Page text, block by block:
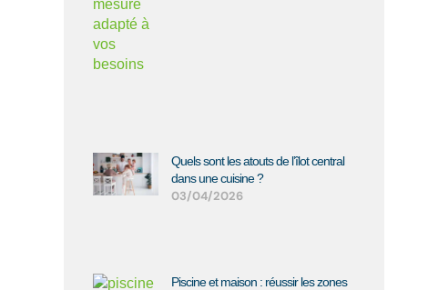
Quels sont les atouts de l’îlot central
dans une cuisine ?
03/04/2026
Piscine et maison : réussir les zones